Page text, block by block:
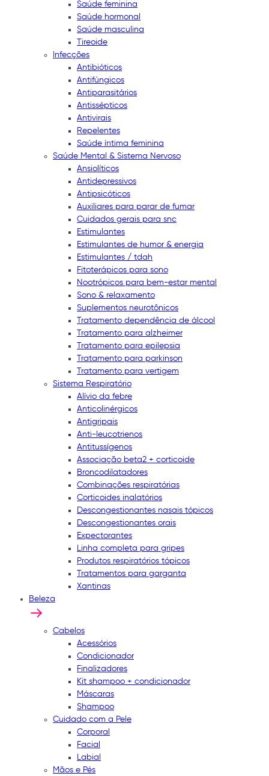
Saúde feminina
Saúde hormonal
Saúde masculina
Tireoide
Infecções
Antibióticos
Antifúngicos
Antiparasitários
Antissépticos
Antivirais
Repelentes
Saúde íntima feminina
Saúde Mental & Sistema Nervoso
Ansiolíticos
Antidepressivos
Antipsicóticos
Auxiliares para parar de fumar
Cuidados gerais para snc
Estimulantes
Estimulantes de humor & energia
Estimulantes / tdah
Fitoterápicos para sono
Nootrópicos para bem-estar mental
Sono & relaxamento
Suplementos neurotônicos
Tratamento dependência de álcool
Tratamento para alzheimer
Tratamento para epilepsia
Tratamento para parkinson
Tratamento para vertigem
Sistema Respiratório
Alívio da febre
Anticolinérgicos
Antigripais
Anti-leucotrienos
Antitussígenos
Associação beta2 + corticoide
Broncodilatadores
Combinações respiratórias
Corticoides inalatórios
Descongestionantes nasais tópicos
Descongestionantes orais
Expectorantes
Linha completa para gripes
Produtos respiratórios tópicos
Tratamentos para garganta
Xantinas
Beleza
Cabelos
Acessórios
Condicionador
Finalizadores
Kit shampoo + condicionador
Máscaras
Shampoo
Cuidado com a Pele
Corporal
Facial
Labial
Mãos e Pés